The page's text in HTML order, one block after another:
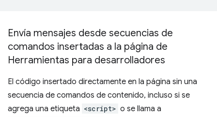
Envía mensajes desde secuencias de
comandos insertadas a la página de
Herramientas para desarrolladores
El código insertado directamente en la página sin una
secuencia de comandos de contenido, incluso si se
agrega una etiqueta <script> o se llama a